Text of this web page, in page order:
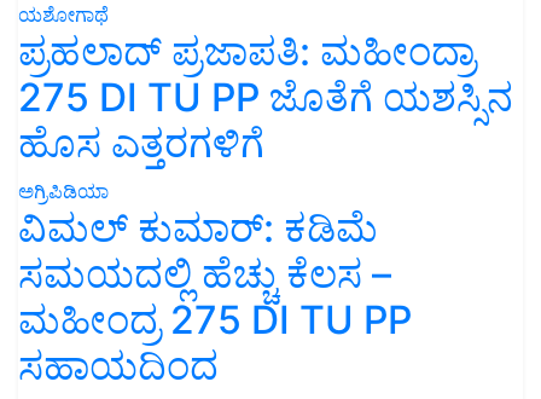
ಯಶೋಗಾಥೆ
ಪ್ರಹಲಾದ್ ಪ್ರಜಾಪತಿ: ಮಹೀಂದ್ರಾ
275 DI TU PP ಜೊತೆಗೆ ಯಶಸ್ಸಿನ
ಹೊಸ ಎತ್ತರಗಳಿಗೆ
ಅಗ್ರಿಪಿಡಿಯಾ
ವಿಮಲ್ ಕುಮಾರ್: ಕಡಿಮೆ
ಸಮಯದಲ್ಲಿ ಹೆಚ್ಚು ಕೆಲಸ –
ಮಹೀಂದ್ರ 275 DI TU PP
ಸಹಾಯದಿಂದ